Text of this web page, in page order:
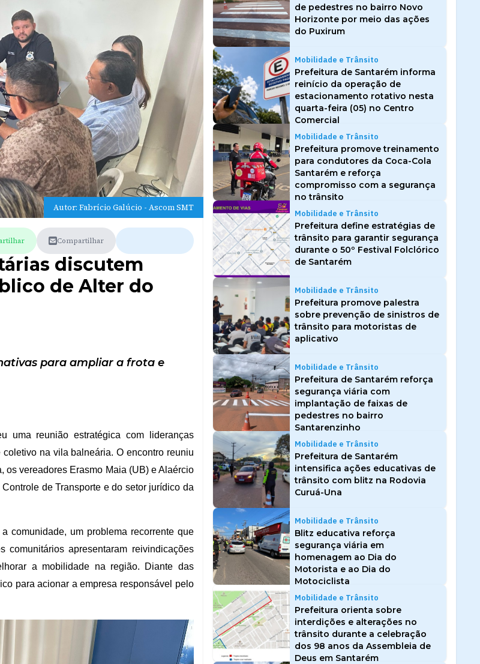
Autor: Fabrício Galúcio - Ascom SMT
Compartilhar
discutem
de Alter do
para ampliar a frota e
uma reunião estratégica com lideranças
na vila balneária. O encontro reuniu
os vereadores Erasmo Maia (UB) e Alaércio
de Transporte e do setor jurídico da
comunidade, um problema recorrente que
apresentaram reivindicações
a mobilidade na região. Diante das
para acionar a empresa responsável pelo
de pedestres no bairro Novo
Horizonte por meio das ações
do Puxirum
Mobilidade e Trânsito
Prefeitura de Santarém informa
reinício da operação de
estacionamento rotativo nesta
quarta-feira (05) no Centro
Comercial
Mobilidade e Trânsito
Prefeitura promove treinamento
para condutores da Coca-Cola
Santarém e reforça
compromisso com a segurança
no trânsito
Mobilidade e Trânsito
Prefeitura define estratégias de
trânsito para garantir segurança
durante o 50º Festival Folclórico
de Santarém
Mobilidade e Trânsito
Prefeitura promove palestra
sobre prevenção de sinistros de
trânsito para motoristas de
aplicativo
Mobilidade e Trânsito
Prefeitura de Santarém reforça
segurança viária com
implantação de faixas de
pedestres no bairro
Santarenzinho
Mobilidade e Trânsito
Prefeitura de Santarém
intensifica ações educativas de
trânsito com blitz na Rodovia
Curuá-Una
Mobilidade e Trânsito
Blitz educativa reforça
segurança viária em
homenagem ao Dia do
Motorista e ao Dia do
Motociclista
Mobilidade e Trânsito
Prefeitura orienta sobre
interdições e alterações no
trânsito durante a celebração
dos 98 anos da Assembleia de
Deus em Santarém